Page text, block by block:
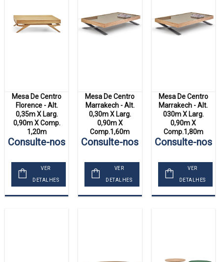
Mesa De Centro
Florence - Alt.
0,35m X Larg.
0,90m X Comp.
1,20m
Consulte-nos
VER
DETALHES
Mesa De Centro
Marrakech - Alt.
0,30m X Larg.
0,90m X
Comp.1,60m
Consulte-nos
VER
DETALHES
Mesa De Centro
Marrakech - Alt.
030m X Larg.
0,90m X
Comp.1,80m
Consulte-nos
VER
DETALHES